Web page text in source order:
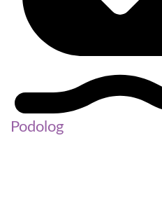
Podolog